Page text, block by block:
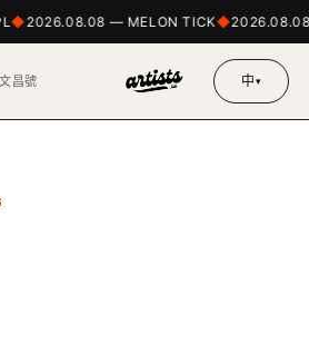
2026.08.08 — MELON TICK
文昌號 中▾